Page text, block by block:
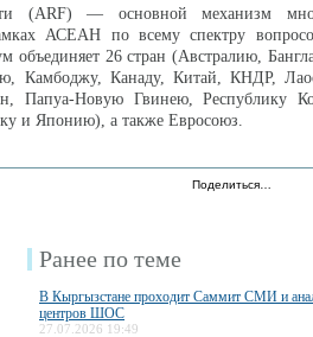
(ARF) — основной механизм
АСЕАН по всему спектру
объединяет 26 стран (Австралию,
Камбоджу, Канаду, Китай, КНДР,
Папуа-Новую Гвинею, Республику
и Японию), а также Евросоюз.
Поделиться…
Ранее по теме
В Кыргызстане проходит Саммит СМИ и
центров ШОС
27.07.2026 19:49